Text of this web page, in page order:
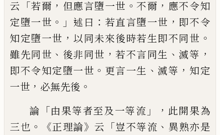
云 「若爾 ， 但應言墮一世 。不爾 ， 應不令知
定墮一世 。」 述曰 ： 若直言墮一世 ， 即不令
知定墮一世 ， 以同未來後時若生即不同世 。
雖先同世 、 後非同世 ，若不言同生 、滅等 ，
即不令知定墮一世 。 更言一生 、滅等 ，知定
一世 ， 必無先後 。
論 「由果等者至及一等流 」， 此開果為
三也 。《正理論》 云 「豈不等流 、 異熟亦是